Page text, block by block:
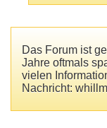
Das Forum ist
Jahre oftmals
vielen
Nachricht: